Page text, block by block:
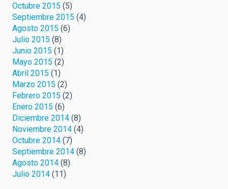
Octubre 2015 (5)
Septiembre 2015 (4)
Agosto 2015 (6)
Julio 2015 (8)
Junio 2015 (1)
Mayo 2015 (2)
Abril 2015 (1)
Marzo 2015 (2)
Febrero 2015 (2)
Enero 2015 (6)
Diciembre 2014 (8)
Noviembre 2014 (4)
Octubre 2014 (7)
Septiembre 2014 (8)
Agosto 2014 (8)
Julio 2014 (11)